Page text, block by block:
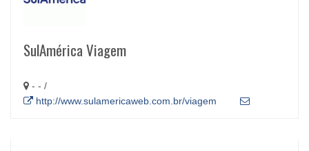
SulAmérica Viagem
- - /
http://www.sulamericaweb.com.br/viagem